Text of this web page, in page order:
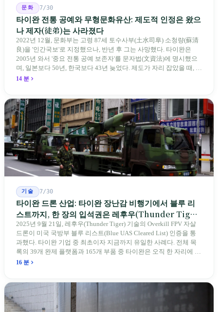
문화 7/30
타이완 전통 공예와 무형문화유산: 제도적 인정은 왔으
나 제자(徒弟)는 사라졌다
2022년 12월, 문화부는 고령 87세 토수사부(土水司阜) 소청량(蘇清
良)을 '인간국보'로 지정했으나, 반년 후 그는 사망했다. 타이완은
2005년 와서 '중요 전통 공예 보존자'를 문자법(文資法)에 명시했으
며, 일본보다 50년, 한국보다 43년 늦었다. 제도가 자리 잡았을 때, 제
자 제도는 이미 1970-80년대 산업화 과정에서 붕괴되었다. 600여 명
14 분
기술 7/30
타이완 드론 산업: 타이완 장난감 비행기에서 블루 리
스트까지, 한 장의 입석권은 레후우(Thunder Tiger)
에게
2025년 9월 21일, 레후우(Thunder Tiger) 기술의 Overkill FPV 자살
드론이 미국 국방부 블루 리스트(Blue UAS Cleared List) 인증을 통
과했다. 타이완 기업 중 최초이자 지금까지 유일한 사례다. 전체 목
록의 39개 완제 플랫폼과 165개 부품 중 타이완은 오직 한 자리에 불
과하다. 2026년 4월, 미국 양당 소속 상원의원 4명이 《타이완을 위
를 드러낸다: 타이완의 진입이 너무 느려 미국 스스로가 입법을 통해
장벽을 낮춰야 한다는 점이다. 타이완에서 46년간 원격 조종 장난감
비행기를 만들어 온 한 회사가 오하이오주에 두 번째 공장을 건설할
16 분